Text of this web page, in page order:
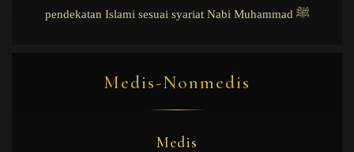
pendekatan Islami sesuai syariat Nabi Muhammad ﷺ
Medis-Nonmedis
Medis